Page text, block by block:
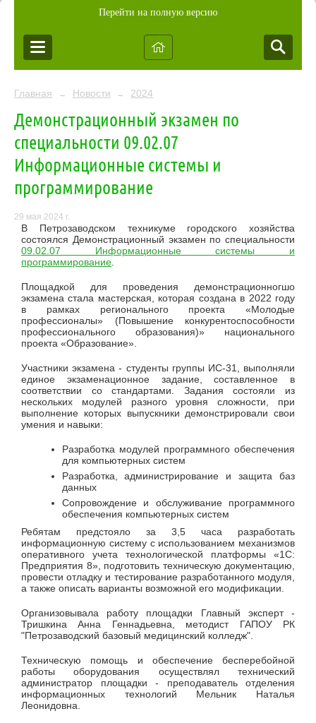
Перейти на полную версию
Главная → Новости → 2024
Демонстрационный экзамен по
специальности 09.02.07
Информационные системы и
программирование
29 мая 2024 г.
В Петрозаводском техникуме городского хозяйства
состоялся Демонстрационный экзамен по специальности
09.02.07 Информационные системы и
программирование.
Площадкой для проведения демонстрационногшо
экзамена стала мастерская, которая создана в 2022 году
в рамках регионального проекта «Молодые
профессионалы» (Повышение конкурентоспособности
профессионального образования)» национального
проекта «Образование».
Участники экзамена - студенты группы ИС-31, выполняли
единое экзаменационное задание, составленное в
соответствии со стандартами. Задания состояли из
нескольких модулей разного уровня сложности, при
выполнение которых выпускники демонстрировали свои
умения и навыки:
Разработка модулей программного обеспечения
для компьютерных систем
Разработка, администрирование и защита баз
данных
Сопровождение и обслуживание программного
обеспечения компьютерных систем
Ребятам предстояло за 3,5 часа разработать
информационную систему с использованием механизмов
оперативного учета технологической платформы «1С:
Предприятия 8», подготовить техническую документацию,
провести отладку и тестирование разработанного модуля,
а также описать варианты возможной его модификации.
Организовывала работу площадки Главный эксперт -
Тришкина Анна Геннадьевна, методист ГАПОУ РК
"Петрозаводский базовый медицинский колледж".
Техническую помощь и обеспечение бесперебойной
работы оборудования осуществлял технический
администратор площадки - преподаватель отделения
информационных технологий Мельник Наталья
Леонидовна.